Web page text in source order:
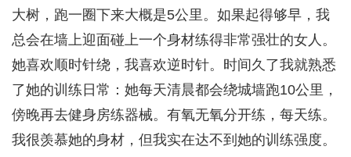
大树，跑一圈下来大概是5公里。如果起得够早，我
总会在墙上迎面碰上一个身材练得非常强壮的女人。
她喜欢顺时针绕，我喜欢逆时针。时间久了我就熟悉
了她的训练日常：她每天清晨都会绕城墙跑10公里，
傍晚再去健身房练器械。有氧无氧分开练，每天练。
我很羡慕她的身材，但我实在达不到她的训练强度。